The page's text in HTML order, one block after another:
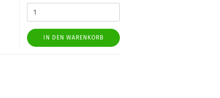
IN DEN WARENKORB